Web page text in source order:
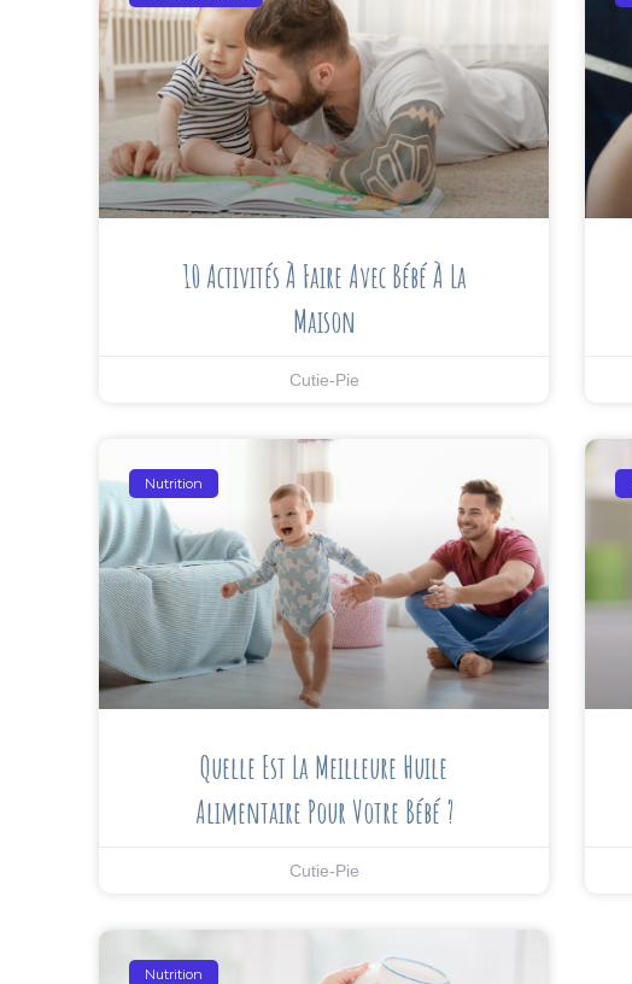
10 Activités À Faire Avec Bébé À La
Maison
Cutie-Pie
Nutrition
Quelle Est La Meilleure Huile
Alimentaire Pour Votre Bébé ?
Cutie-Pie
Nutrition